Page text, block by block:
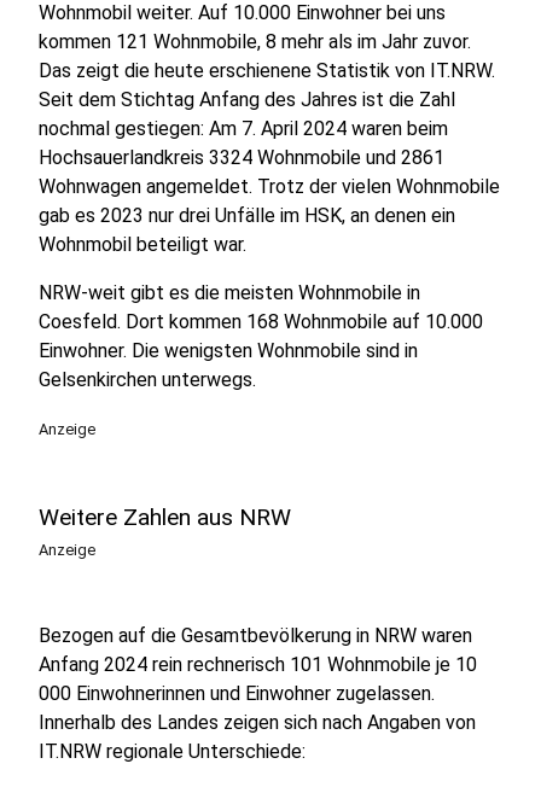
Wohnmobil weiter. Auf 10.000 Einwohner bei uns
kommen 121 Wohnmobile, 8 mehr als im Jahr zuvor.
Das zeigt die heute erschienene Statistik von IT.NRW.
Seit dem Stichtag Anfang des Jahres ist die Zahl
nochmal gestiegen: Am 7. April 2024 waren beim
Hochsauerlandkreis 3324 Wohnmobile und 2861
Wohnwagen angemeldet. Trotz der vielen Wohnmobile
gab es 2023 nur drei Unfälle im HSK, an denen ein
Wohnmobil beteiligt war.
NRW-weit gibt es die meisten Wohnmobile in
Coesfeld. Dort kommen 168 Wohnmobile auf 10.000
Einwohner. Die wenigsten Wohnmobile sind in
Gelsenkirchen unterwegs.
Anzeige
Weitere Zahlen aus NRW
Anzeige
Bezogen auf die Gesamtbevölkerung in NRW waren
Anfang 2024 rein rechnerisch 101 Wohnmobile je 10
000 Einwohnerinnen und Einwohner zugelassen.
Innerhalb des Landes zeigen sich nach Angaben von
IT.NRW regionale Unterschiede: